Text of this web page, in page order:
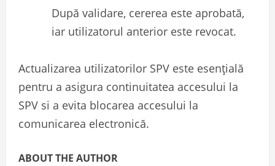
După validare, cererea este aprobată,
iar utilizatorul anterior este revocat.
Actualizarea utilizatorilor SPV este esențială
pentru a asigura continuitatea accesului la
SPV si a evita blocarea accesului la
comunicarea electronică.
ABOUT THE AUTHOR